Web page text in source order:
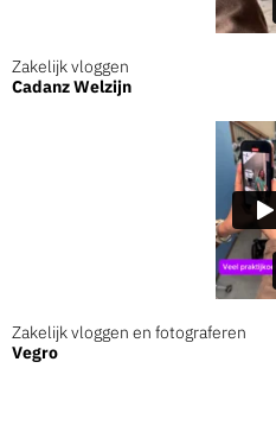
Zakelijk vloggen
Cadanz Welzijn
Zakelijk vloggen en fotograferen
Vegro